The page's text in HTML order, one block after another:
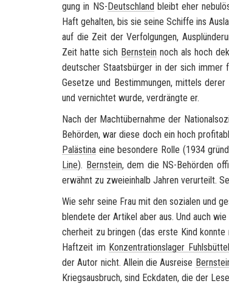
gung in NS-Deutsch­land bleibt eher
Haft ge­hal­ten, bis sie seine Schif­fe ins
auf die Zeit der Ver­fol­gun­gen,
Zeit hatte sich Bern­stein noch als hoch
deut­scher Staats­bür­ger in der sich immer
Ge­set­ze und Be­stim­mun­gen, mit­tels
und ver­nich­tet wurde, ver­dräng­te er.
Nach der Macht­über­nah­me der
Behörden, war diese doch ein hoch
Pa­läs­ti­na eine be­son­de­re Rolle (1934
Line). Bern­stein, dem die NS-​Behörden
er­wähnt zu zwei­ein­halb Jah­ren ver­ur­teilt.
Wie sehr seine Frau mit den so­zia­len und
blen­de­te der Ar­ti­kel aber aus. Und auch
cher­heit zu brin­gen (das erste Kind konn­te
Haft­zeit im Kon­zen­tra­ti­ons­la­ger Fuhls­büt­tel
der Autor nicht. Al­lein die Aus­rei­se
Kriegs­aus­bruch, sind Eck­da­ten, die der